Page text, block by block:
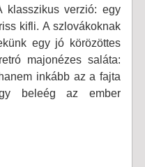
klasszikus verzió: egy
kifli. A szlovákoknak
egy jó körözöttes
majonézes saláta:
inkább az a fajta
beleég az ember